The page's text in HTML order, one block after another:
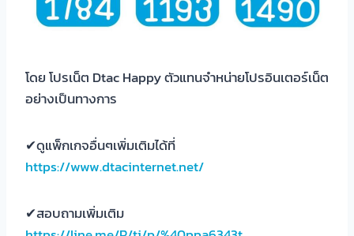
โดย โปรเน็ต Dtac Happy ตัวแทนจำหน่ายโปรอินเตอร์เน็ต
อย่างเป็นทางการ
✔ดูแพ็กเกจอื่นๆเพิ่มเติมได้ที่
https://www.dtacinternet.net/
✔สอบถามเพิ่มเติม